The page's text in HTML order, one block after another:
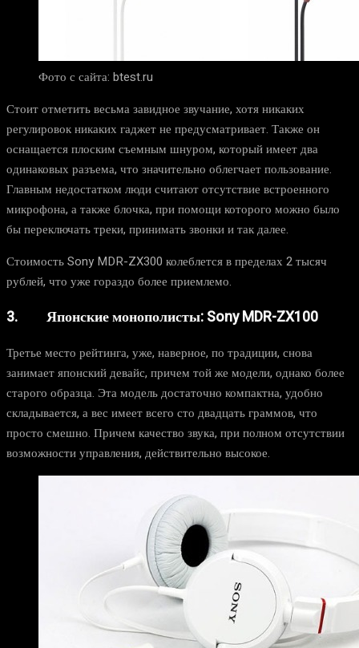
Фото с сайта: btest.ru
Стоит отметить весьма завидное звучание, хотя никаких
регулировок никаких гаджет не предусматривает. Также он
оснащается плоским съемным шнуром, который имеет два
одинаковых разъема, что значительно облегчает пользование.
Главным недостатком люди считают отсутствие встроенного
микрофона, а также блочка, при помощи которого можно было
бы переключать треки, принимать звонки и так далее.
Стоимость Sony MDR-ZX300 колеблется в пределах 2 тысяч
рублей, что уже гораздо более приемлемо.
3. Японские монополисты: Sony MDR-ZX100
Третье место рейтинга, уже, наверное, по традиции, снова
занимает японский девайс, причем той же модели, однако более
старого образца. Эта модель достаточно компактна, удобно
складывается, а вес имеет всего сто двадцать граммов, что
просто смешно. Причем качество звука, при полном отсутствии
возможности управления, действительно высокое.